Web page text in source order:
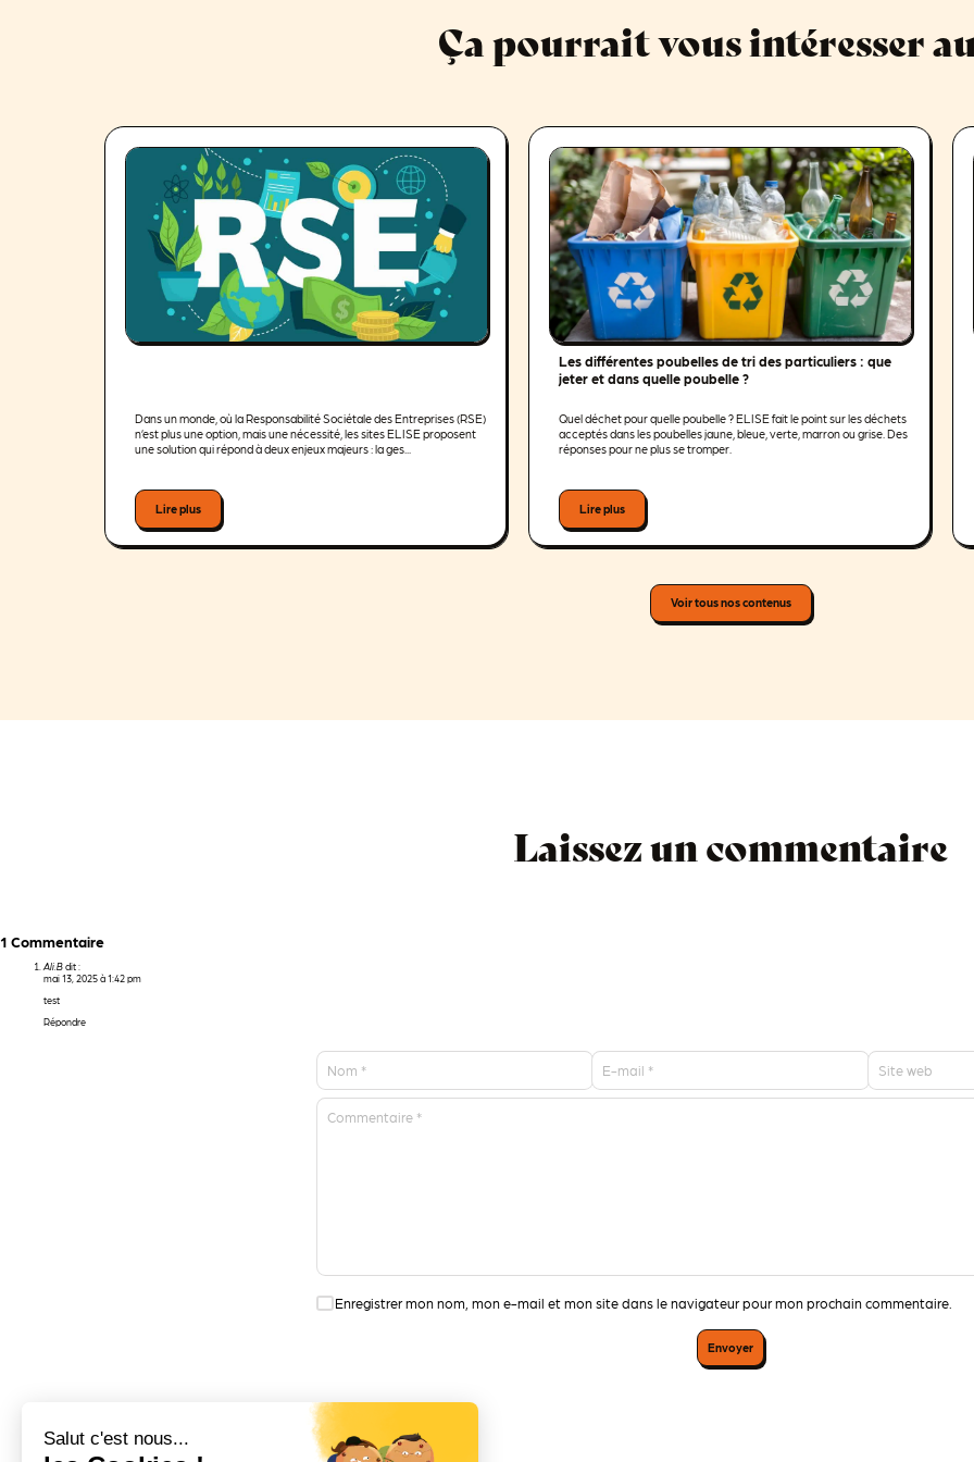
Ça pourrait vous intéresser
Dans un monde, où la Responsabilité Sociétale des Entreprises (RSE)
n’est plus une option, mais une nécessité, les sites ELISE proposent
une solution qui répond à deux enjeux majeurs : la ges...
Lire plus
Les différentes poubelles de tri des particuliers : que
jeter et dans quelle poubelle ?
Quel déchet pour quelle poubelle ? ELISE fait le point sur les déchets
acceptés dans les poubelles jaune, bleue, verte, marron ou grise. Des
réponses pour ne plus se tromper.
Lire plus
Voir tous nos contenus
Laissez un commentaire
1 Commentaire
Ali.Bdit :
mai 13, 2025 à 1:42 pm
test
Répondre
Commentaire *
Nom * E-mail * Site web
Enregistrer mon nom, mon e-mail et mon site dans le navigateur pour mon prochain commentaire.
Salut c'est nous...